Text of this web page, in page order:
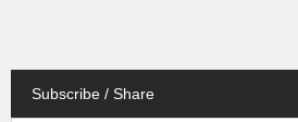
Subscribe / Share